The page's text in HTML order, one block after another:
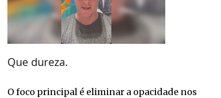
Que dureza.
O foco principal é eliminar a opacidade nos